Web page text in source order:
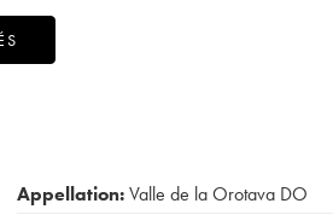
Appellation:Valle de la Orotava DO